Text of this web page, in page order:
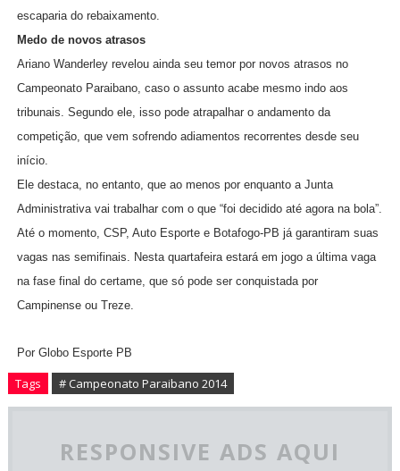
escaparia do rebaixamento.
Medo de novos atrasos
Ariano Wanderley revelou ainda seu temor por novos atrasos no
Campeonato Paraibano, caso o assunto acabe mesmo indo aos
tribunais. Segundo ele, isso pode atrapalhar o andamento da
competição, que vem sofrendo adiamentos recorrentes desde seu
início.
Ele destaca, no entanto, que ao menos por enquanto a Junta
Administrativa vai trabalhar com o que “foi decidido até agora na bola”.
Até o momento, CSP, Auto Esporte e Botafogo-PB já garantiram suas
vagas nas semifinais. Nesta quarta­feira estará em jogo a última vaga
na fase final do certame, que só pode ser conquistada por
Campinense ou Treze.
Por Globo Esporte PB
Tags # Campeonato Paraibano 2014
RESPONSIVE ADS AQUI